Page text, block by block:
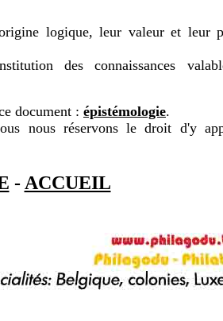
logique, leur valeur et leur
des connaissances
document : épistémologie.
nous réservons le droit d'y
- ACCUEIL